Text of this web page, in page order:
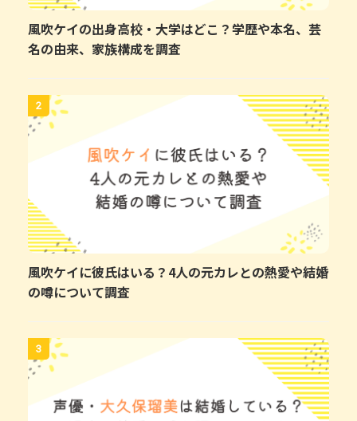
風吹ケイの出身高校・大学はどこ？学歴や本名、芸
名の由来、家族構成を調査
2
風吹ケイに彼氏はいる？4人の元カレとの熱愛や結婚
の噂について調査
3